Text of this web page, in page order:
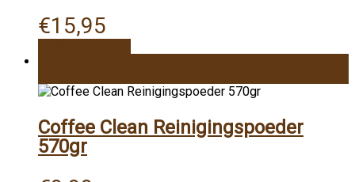
€15,95
Coffee Clean Reinigingspoeder
570gr